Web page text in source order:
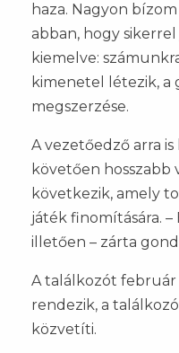
haza. Nagyon
abban, hogy
kiemelve:
kimenetel létezik, a
megszerzése.
A vezetőedző arra
követően
következik, amely
játék finomítására.
illetően – zárta
A találkozót február
rendezik, a
közvetíti.